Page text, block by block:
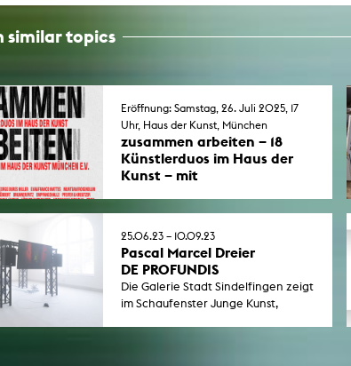
similar topics
Eröffnung: Samstag, 26. Juli 2025, 17
Uhr, Haus der Kunst, München
zusammen arbeiten – 18
Künstlerduos im Haus der
Kunst – mit
sind die KHM-Professor*innen
Hörner/Antlfinger (Multispecies
Storytelling) dabei.
25.06.23 – 10.09.23
Pascal Marcel Dreier
DE PROFUNDIS
Die Galerie Stadt Sindelfingen zeigt
im Schaufenster Junge Kunst,